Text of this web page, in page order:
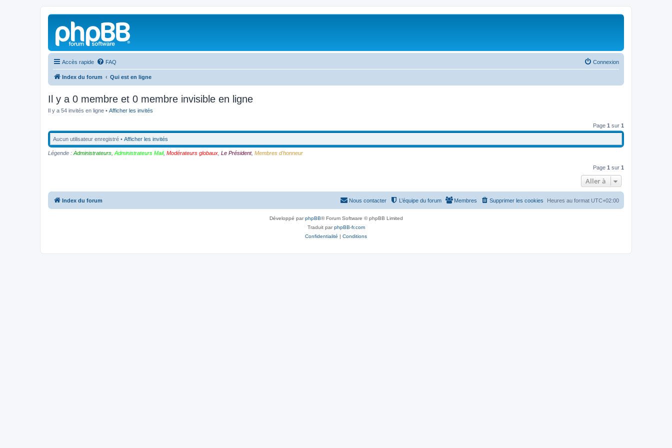
Accès rapide FAQ Connexion
Index du forum Qui est en ligne
Il y a 0 membre et 0 membre invisible en ligne
Il y a 54 invités en ligne • Afficher les invités
Page 1 sur 1
Aucun utilisateur enregistré • Afficher les invités
Légende : Administrateurs Administrateurs Mail, Modérateurs globaux Le Président, Membres d'honneur
Page 1 sur 1
Aller à
Index du forum Heures au format UTC+02:00
Supprimer les cookies
Membres
L’équipe du forum
Nous contacter
Développé parphpBB® Forum Software © phpBB Limited
Traduit parphpBB-fr.com
Confidentialité | Conditions